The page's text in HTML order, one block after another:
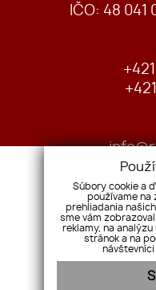
IČO: 48 041
Všeobecné
Súbory cookie a
používame na
prehliadania
sme vám
reklamy, na
stránok a na
návštevníci